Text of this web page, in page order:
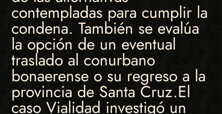
contempladas para cumplir la
condena. También se evalúa
la opción de un eventual
traslado al conurbano
bonaerense o su regreso a la
provincia de Santa Cruz.El
caso Vialidad investigó un